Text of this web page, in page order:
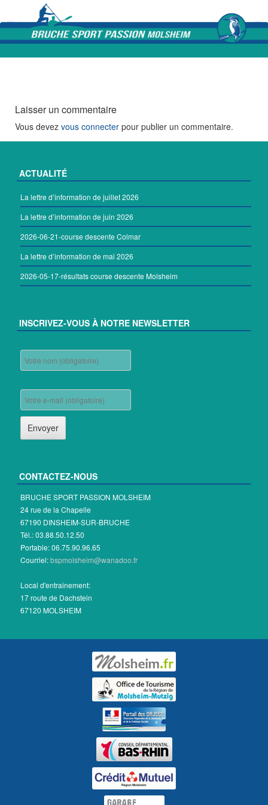
Laisser un commentaire
Vous devez vous connecter pour publier un commentaire.
ACTUALITÉ
La lettre d’information de juillet 2026
La lettre d’information de juin 2026
2026-06-21-course descente Colmar
La lettre d’information de mai 2026
2026-05-17-résultats course descente Molsheim
INSCRIVEZ-VOUS À NOTRE NEWSLETTER
CONTACTEZ-NOUS
BRUCHE SPORT PASSION MOLSHEIM
24 rue de la Chapelle
67190 DINSHEIM-SUR-BRUCHE
Tél.: 03.88.50.12.50
Portable: 06.75.90.96.65
Courriel:bspmolsheim@wanadoo.fr
Local d'entrainement:
17 route de Dachstein
67120 MOLSHEIM